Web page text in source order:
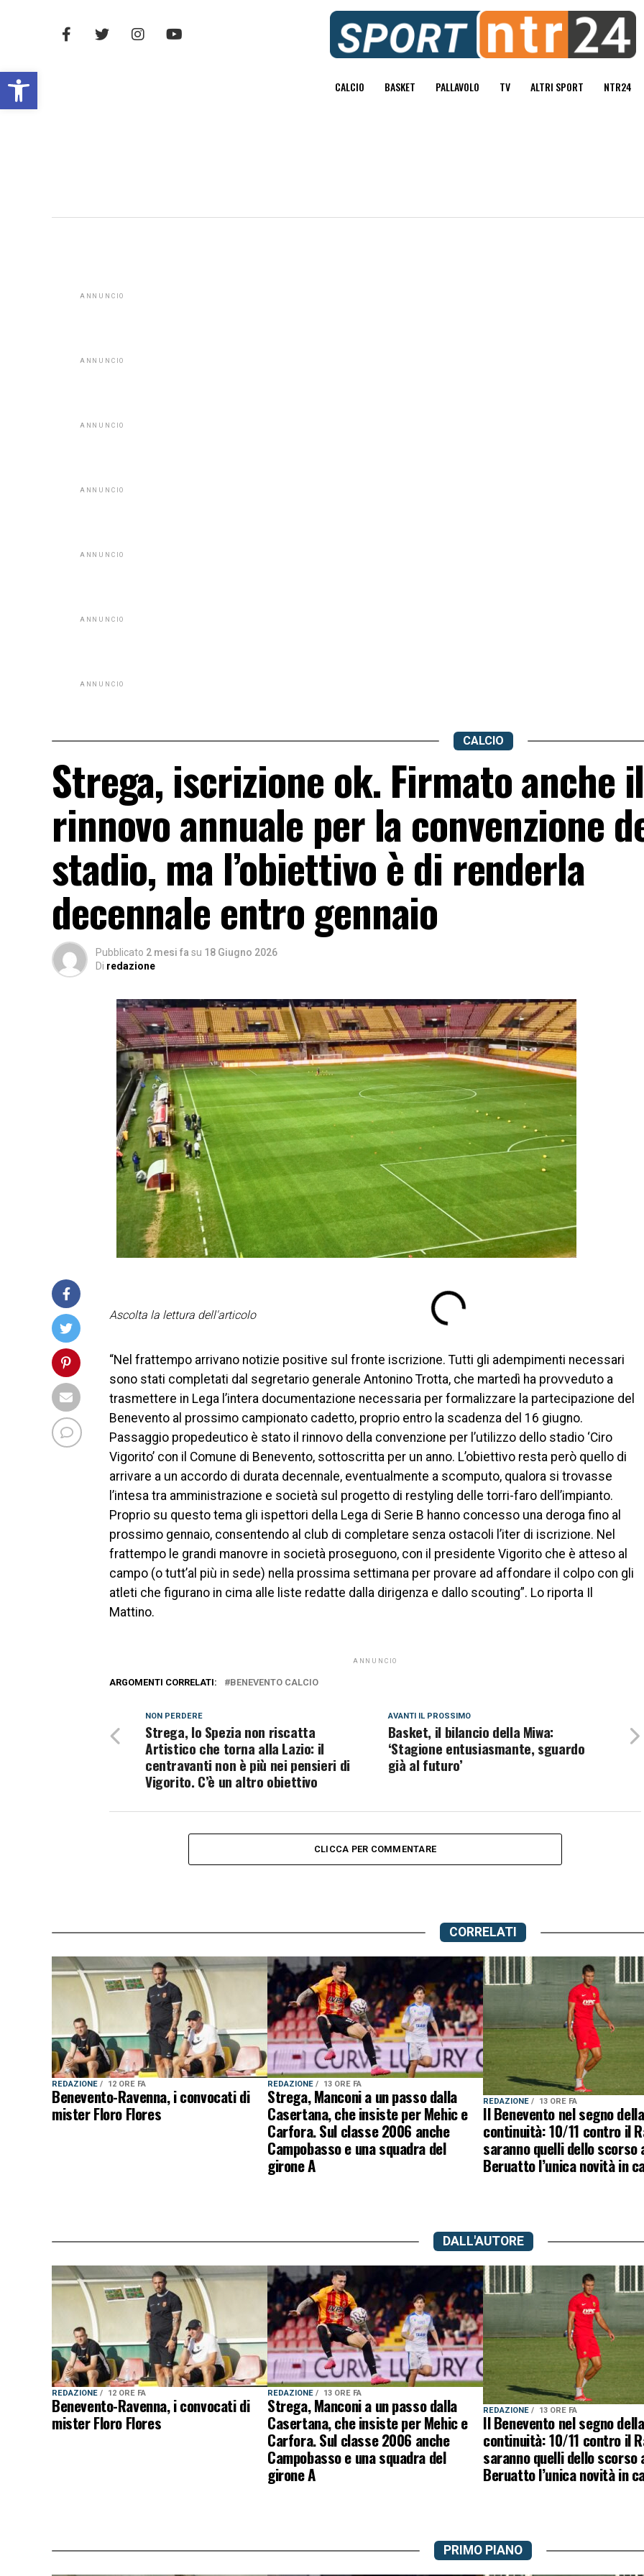
Open toolbar CALCIO BASKET PALLAVOLO TV ALTRI SPORT NTR24
ANNUNCIO
ANNUNCIO
ANNUNCIO
ANNUNCIO
ANNUNCIO
ANNUNCIO
ANNUNCIO
CALCIO
Strega, iscrizione ok. Firmato anche il
rinnovo annuale per la convenzione
stadio, ma l’obiettivo è di renderla
decennale entro gennaio
Pubblicato 2 mesi fa su 18 Giugno 2026
Di redazione
Ascolta la lettura dell'articolo
“Nel frattempo arrivano notizie positive sul fronte iscrizione. Tutti gli adempimenti necessari
sono stati completati dal segretario generale Antonino Trotta, che martedì ha provveduto a
trasmettere in Lega l’intera documentazione necessaria per formalizzare la partecipazione del
Benevento al prossimo campionato cadetto, proprio entro la scadenza del 16 giugno.
Passaggio propedeutico è stato il rinnovo della convenzione per l’utilizzo dello stadio ‘Ciro
Vigorito’ con il Comune di Benevento, sottoscritta per un anno. L’obiettivo resta però quello di
arrivare a un accordo di durata decennale, eventualmente a scomputo, qualora si trovasse
l’intesa tra amministrazione e società sul progetto di restyling delle torri-faro dell’impianto.
Proprio su questo tema gli ispettori della Lega di Serie B hanno concesso una deroga fino al
prossimo gennaio, consentendo al club di completare senza ostacoli l’iter di iscrizione. Nel
frattempo le grandi manovre in società proseguono, con il presidente Vigorito che è atteso al
campo (o tutt’al più in sede) nella prossima settimana per provare ad affondare il colpo con gli
atleti che figurano in cima alle liste redatte dalla dirigenza e dallo scouting”. Lo riporta Il
Mattino.
ANNUNCIO
ARGOMENTI CORRELATI: BENEVENTO CALCIO
AVANTI IL ​​PROSSIMO
Basket, il bilancio della Miwa:
‘Stagione entusiasmante, sguardo
già al futuro’
NON PERDERE
Strega, lo Spezia non riscatta
Artistico che torna alla Lazio: il
centravanti non è più nei pensieri di
Vigorito. C’è un altro obiettivo
CLICCA PER COMMENTARE
CORRELATI
REDAZIONE 12 ORE FA
Benevento-Ravenna, i convocati di
mister Floro Flores
REDAZIONE 13 ORE FA
Strega, Manconi a un passo dalla
Casertana, che insiste per Mehic e
Carfora. Sul classe 2006 anche
Campobasso e una squadra del
girone A
REDAZIONE 13 ORE FA
Il Benevento nel segno della
continuità: 10/11 contro il
saranno quelli dello scorso
Beruatto l’unica novità in
DALL'AUTORE
REDAZIONE 12 ORE FA
Benevento-Ravenna, i convocati di
mister Floro Flores
REDAZIONE 13 ORE FA
Strega, Manconi a un passo dalla
Casertana, che insiste per Mehic e
Carfora. Sul classe 2006 anche
Campobasso e una squadra del
girone A
REDAZIONE 13 ORE FA
Il Benevento nel segno della
continuità: 10/11 contro il
saranno quelli dello scorso
Beruatto l’unica novità in
PRIMO PIANO